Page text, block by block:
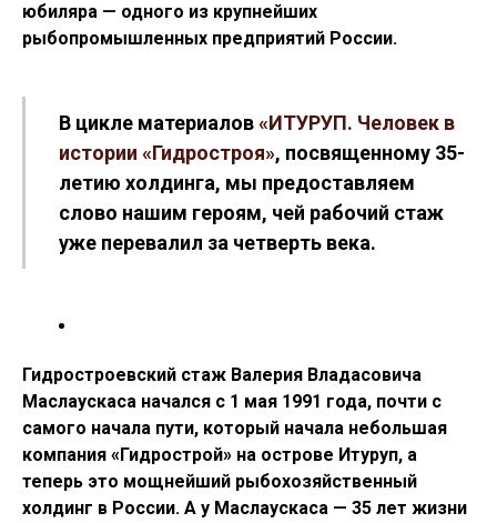
юбиляра — одного из крупнейших
рыбопромышленных предприятий России.
В цикле материалов«ИТУРУП. Человек в
истории «Гидростроя», посвященному 35-
летию холдинга, мы предоставляем
слово нашим героям, чей рабочий стаж
уже перевалил за четверть века.
Гидростроевский стаж Валерия Владасовича
Маслаускаса начался с 1 мая 1991 года, почти с
самого начала пути, который начала небольшая
компания «Гидрострой» на острове Итуруп, а
теперь это мощнейший рыбохозяйственный
холдинг в России. А у Маслаускаса — 35 лет жизни